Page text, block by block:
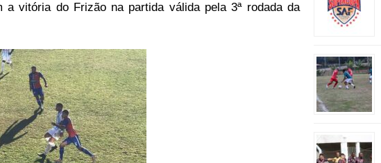
a vitória do Frizão na partida válida pela 3ª rodada da